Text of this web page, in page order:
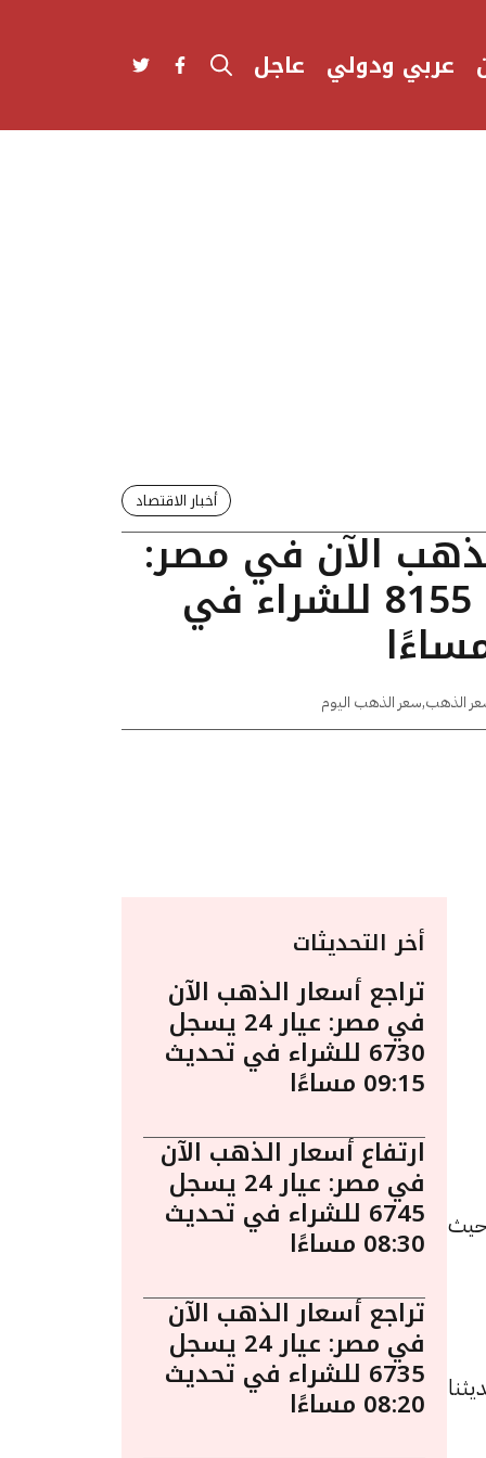
عربي ودولي عاجل
أخبار الاقتصاد
الآن في مصر:
عيار 24 يسجل 8155 للشراء في
الذهب,سعر الذهب اليوم
3 أبريل الساعة 5:55 مساءً. حيث
جنيهات عن تحديثنا
أخر التحديثات
تراجع أسعار الذهب الآن
في مصر: عيار 24 يسجل
6730 للشراء في تحديث
09:15 مساءًا
ارتفاع أسعار الذهب الآن
في مصر: عيار 24 يسجل
6745 للشراء في تحديث
08:30 مساءًا
تراجع أسعار الذهب الآن
في مصر: عيار 24 يسجل
6735 للشراء في تحديث
08:20 مساءًا